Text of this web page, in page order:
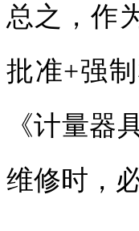
总之，作
批准+强
《计量器
维修时，